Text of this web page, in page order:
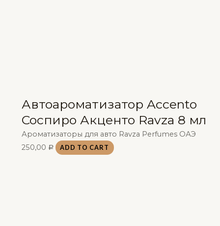
Автоароматизатор Accento
Соспиро Акценто Ravza 8 мл
Ароматизаторы для авто Ravza Perfumes ОАЭ
250,00 Р ADD TO CART